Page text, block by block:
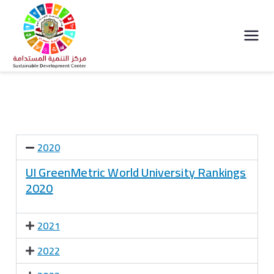
2020
UI GreenMetric World University Rankings
2020
2021
2022